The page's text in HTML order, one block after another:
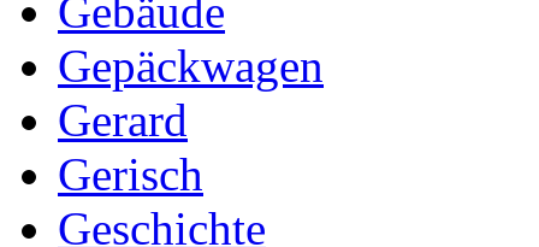
Gebäude
Gepäckwagen
Gerard
Gerisch
Geschichte